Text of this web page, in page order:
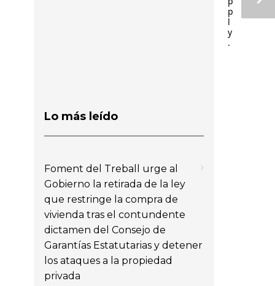
p
l
y
.
Lo más leído
Foment del Treball urge al
Gobierno la retirada de la ley
que restringe la compra de
vivienda tras el contundente
dictamen del Consejo de
Garantías Estatutarias y detener
los ataques a la propiedad
privada